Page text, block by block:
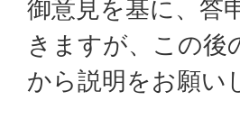
御意見を基に、答
きますが、この後
から説明をお願い